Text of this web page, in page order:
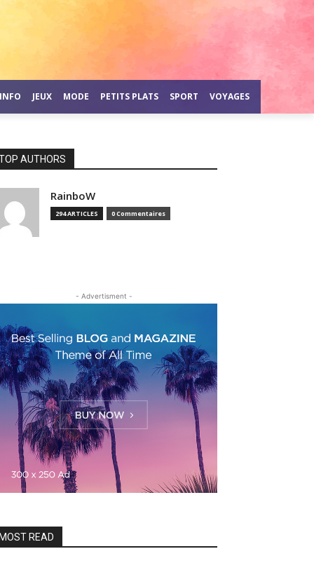
INFO JEUX MODE PETITS PLATS SPORT VOYAGES
AUTHORS
RainboW
294 ARTICLES 0 Commentaires
- Advertisment -
READ